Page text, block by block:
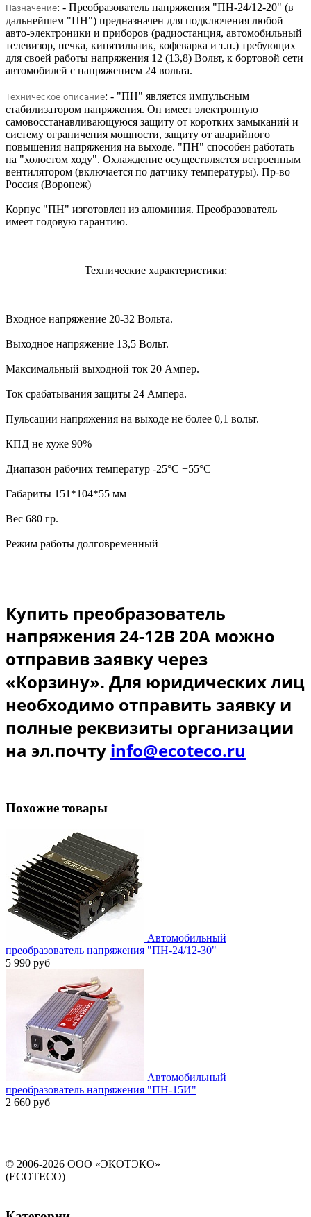
Назначение: - Преобразователь напряжения "ПН-24/12-20" (в
дальнейшем "ПН") предназначен для подключения любой
авто-электроники и приборов (радиостанция, автомобильный
телевизор, печка, кипятильник, кофеварка и т.п.) требующих
для своей работы напряжения 12 (13,8) Вольт, к бортовой сети
автомобилей с напряжением 24 вольта.
Техническое описание: - "ПН" является импульсным
стабилизатором напряжения. Он имеет электронную
самовосстанавливающуюся защиту от коротких замыканий и
систему ограничения мощности, защиту от аварийного
повышения напряжения на выходе. "ПН" способен работать
на "холостом ходу". Охлаждение осуществляется встроенным
вентилятором (включается по датчику температуры). Пр-во
Россия (Воронеж)
Корпус "ПН" изготовлен из алюминия. Преобразователь
имеет годовую гарантию.
Технические характеристики:
Входное напряжение 20-32 Вольта.
Выходное напряжение 13,5 Вольт.
Максимальный выходной ток 20 Ампер.
Ток срабатывания защиты 24 Ампера.
Пульсации напряжения на выходе не более 0,1 вольт.
КПД не хуже 90%
Диапазон рабочих температур -25°C +55°C
Габариты 151*104*55 мм
Вес 680 гр.
Режим работы долговременный
Купить преобразователь
напряжения 24-12В 20А можно
отправив заявку через
«Корзину». Для юридических лиц
необходимо отправить заявку и
полные реквизиты организации
на эл.почту info@ecoteco.ru
Похожие товары
Автомобильный
преобразователь напряжения "ПН-24/12-30"
5 990 руб
Автомобильный
преобразователь напряжения "ПН-15И"
2 660 руб
© 2006-2026 ООО «ЭКОТЭКО»
(ECOTECO)